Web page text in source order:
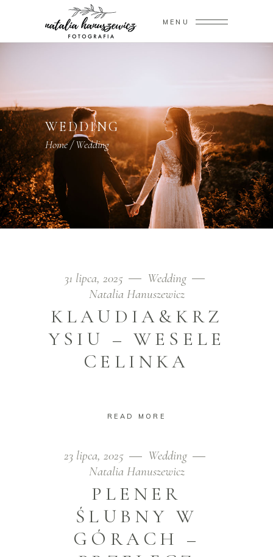
MENU
WEDDING
Home/Wedding
31 lipca, 2025
Wedding
Natalia Hanuszewicz
KLAUDIA&KRZ
YSIU – WESELE
CELINKA
READ MORE
23 lipca, 2025
Wedding
Natalia Hanuszewicz
PLENER
ŚLUBNY W
GÓRACH –